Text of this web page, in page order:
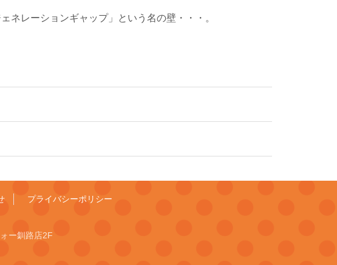
ネレーションギャップ」という名の壁・・・。
プライバシーポリシー
ー釧路店2F